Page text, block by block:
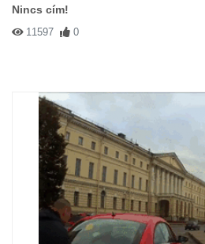
Nincs cím!
11597 0